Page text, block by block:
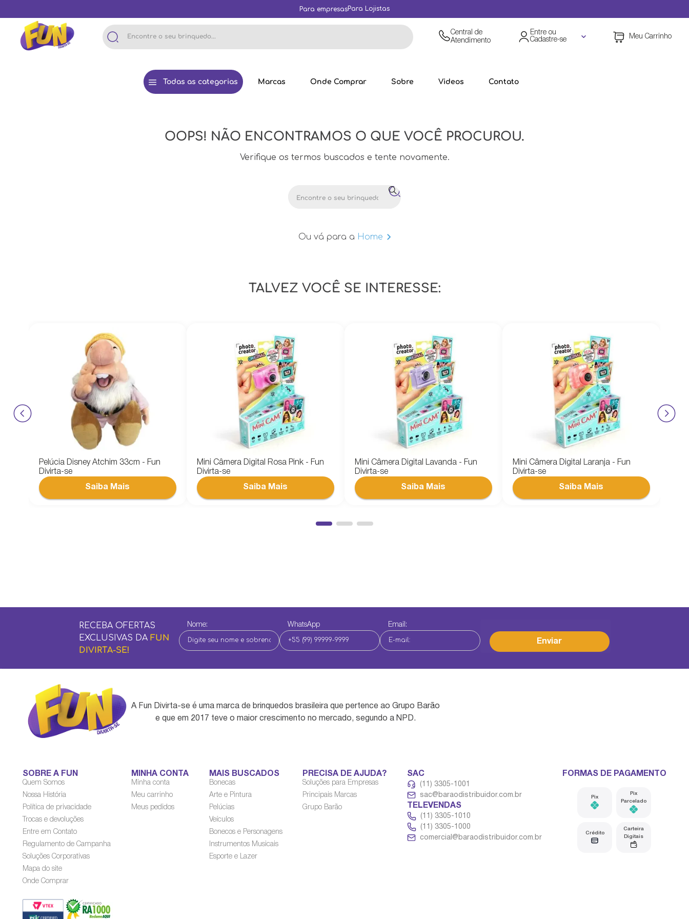
Para empresasPara Lojistas
Encontre o seu brinquedo...
Central de
Atendimento
Entre ou
Cadastre-se
Todas as categorias Marcas Onde Comprar Sobre Videos Contato
OOPS! NÃO ENCONTRAMOS O QUE VOCÊ PROCUROU.
Verifique os termos buscados e tente novamente.
Ou vá para a Home
TALVEZ VOCÊ SE INTERESSE:
Pelúcia Disney Atchim 33cm - Fun
Divirta-se
Mini Câmera Digital Rosa Pink - Fun
Divirta-se
Mini Câmera Digital Lavanda - Fun
Divirta-se
Mini Câmera Digital Laranja - Fun
Divirta-se
RECEBA OFERTAS
EXCLUSIVAS DA FUN
DIVIRTA-SE!
Nome: WhatsApp Email:
Enviar
A Fun Divirta-se é uma marca de brinquedos brasileira que pertence ao Grupo Barão
e que em 2017 teve o maior crescimento no mercado, segundo a NPD.
SOBRE A FUN
Quem Somos
Nossa História
Política de privacidade
Trocas e devoluções
Entre em Contato
Regulamento de Campanha
Soluções Corporativas
Mapa do site
Onde Comprar
MINHA CONTA
Minha conta
Meu carrinho
Meus pedidos
MAIS BUSCADOS
Bonecas
Arte e Pintura
Pelúcias
Veículos
Bonecos e Personagens
Instrumentos Musicais
Esporte e Lazer
PRECISA DE AJUDA?
Soluções para Empresas
Principais Marcas
Grupo Barão
SAC
(11) 3305-1001
sac@baraodistribuidor.com.br
TELEVENDAS
(11) 3305-1010
(11) 3305-1000
comercial@baraodistribuidor.com.br
FORMAS DE PAGAMENTO
Pix
Pix
Parcelado
Crédito
Carteira
Digitais